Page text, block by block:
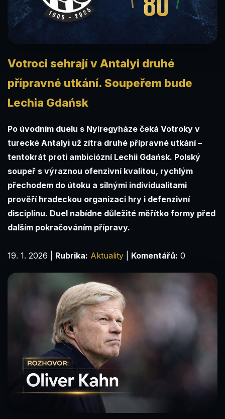
Votroci sehrají v Antalyi druhé
přípravné utkání. Soupeřem bude
Lechia Gdańsk
Po úvodním duelu s Nyíregyháze čeká Votroky v
turecké Antalyi už zítra druhé přípravné utkání –
tentokrát proti ambiciózní Lechii Gdańsk. Polský
soupeř s výraznou ofenzivní kvalitou, rychlým
přechodem do útoku a silnými individualitami
prověří hradeckou organizaci hry i defenzivní
disciplínu. Duel nabídne důležité měřítko formy před
dalším pokračováním přípravy.
19. 1. 2026 Rubrika: Aktuality Komentářů: 0